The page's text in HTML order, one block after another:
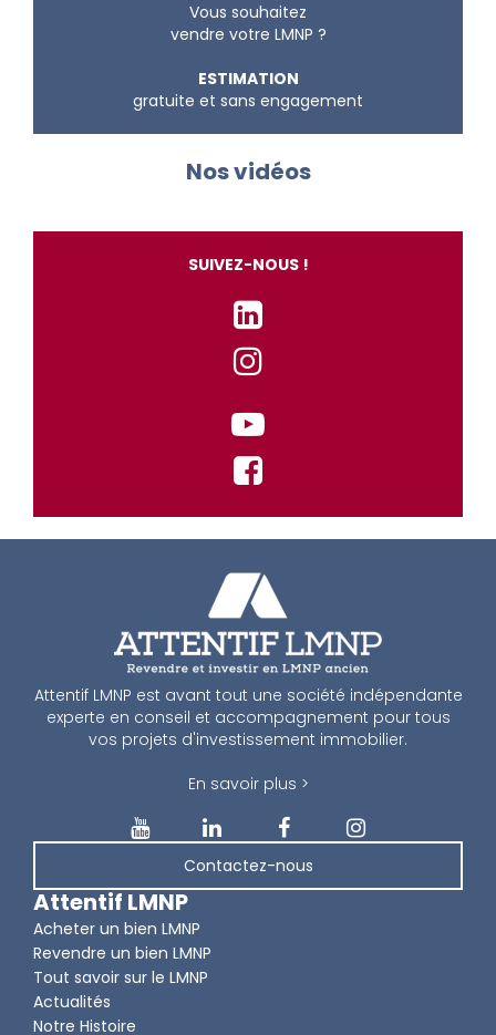
Vous souhaitez
vendre votre LMNP ?
ESTIMATION
gratuite et sans engagement
Nos vidéos
SUIVEZ-NOUS !
Attentif LMNP est avant tout une société indépendante
experte en conseil et accompagnement pour tous
vos projets d'investissement immobilier.
En savoir plus >
Contactez-nous
Attentif LMNP
Acheter un bien LMNP
Revendre un bien LMNP
Tout savoir sur le LMNP
Actualités
Notre Histoire